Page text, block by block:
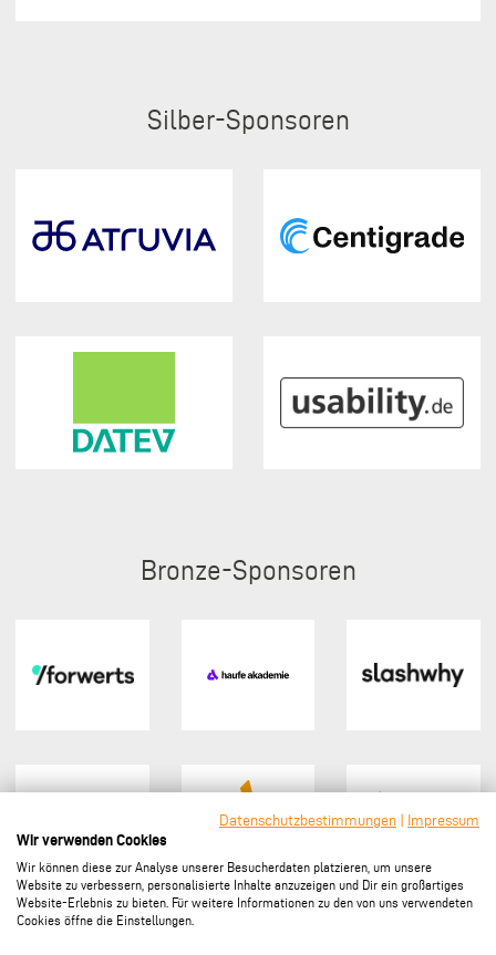
Silber
Bronze
Datenschutzbestimmungen
Impressum
Wir verwenden Cookies
Wir können diese zur Analyse unserer Besucherdaten platzieren, um unsere
Website zu verbessern, personalisierte Inhalte anzuzeigen und Dir ein großartiges
Website-Erlebnis zu bieten. Für weitere Informationen zu den von uns verwendeten
Cookies öffne die Einstellungen.